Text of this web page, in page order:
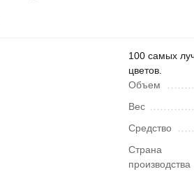
100 самых
цветов.
Объем
Вес
Средство
Страна
производства